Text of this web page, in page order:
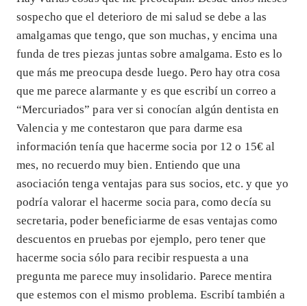
sospecho que el deterioro de mi salud se debe a las
amalgamas que tengo, que son muchas, y encima una
funda de tres piezas juntas sobre amalgama. Esto es lo
que más me preocupa desde luego. Pero hay otra cosa
que me parece alarmante y es que escribí un correo a
“Mercuriados” para ver si conocían algún dentista en
Valencia y me contestaron que para darme esa
información tenía que hacerme socia por 12 o 15€ al
mes, no recuerdo muy bien. Entiendo que una
asociación tenga ventajas para sus socios, etc. y que yo
podría valorar el hacerme socia para, como decía su
secretaria, poder beneficiarme de esas ventajas como
descuentos en pruebas por ejemplo, pero tener que
hacerme socia sólo para recibir respuesta a una
pregunta me parece muy insolidario. Parece mentira
que estemos con el mismo problema. Escribí también a